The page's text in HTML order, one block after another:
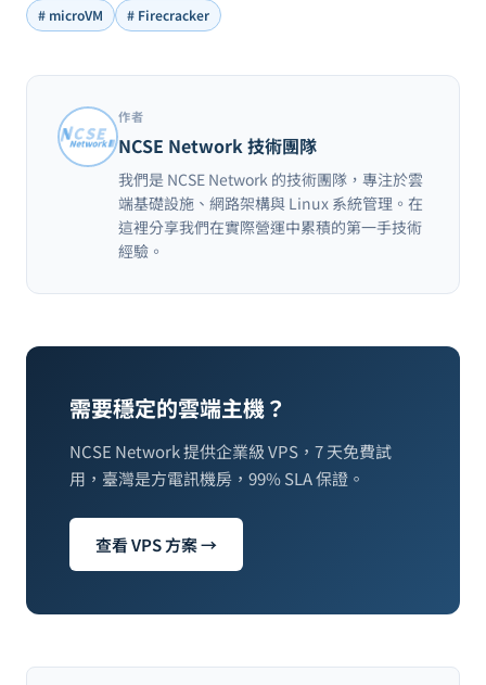
# microVM
# Firecracker
作者
NCSE Network 技術團隊
我們是 NCSE Network 的技術團隊，專注於雲
端基礎設施、網路架構與 Linux 系統管理。在
這裡分享我們在實際營運中累積的第一手技術
經驗。
需要穩定的雲端主機？
NCSE Network 提供企業級 VPS，7 天免費試
用，臺灣是方電訊機房，99% SLA 保證。
查看 VPS 方案 →